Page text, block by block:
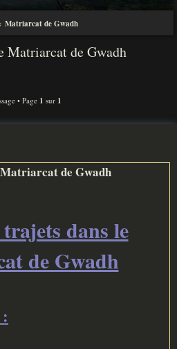
Matriarcat de Gwadh
Matriarcat de Gwadh
• Page 1 sur 1
de Gwadh
dans le
de Gwadh